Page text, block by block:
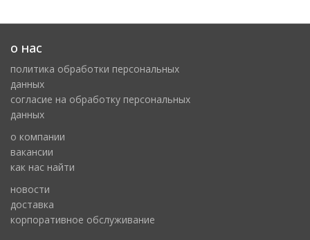
о нас
политика обработки персональных
данных
cогласие на обработку персональных
данных
о компании
вакансии
как нас найти
новости
доставка
корпоративное обслуживание